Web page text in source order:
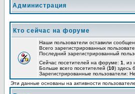
Администрация
Кто сейчас на форуме
Наши пользователи оставили
Всего зарегистрированных
Последний зарегистрированный
Сейчас посетителей на форуме: 1 ,
Больше всего посетителей (10) здесь
Зарегистрированные пользователи:
Эти данные основаны на активности